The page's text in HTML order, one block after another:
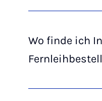
Wo finde ich